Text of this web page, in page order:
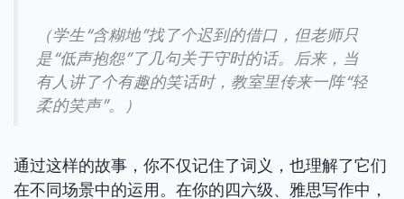
（学生“含糊地”找了个迟到的借口，但老师只
是“低声抱怨”了几句关于守时的话。后来，当
有人讲了个有趣的笑话时，教室里传来一阵“轻
柔的笑声”。）
通过这样的故事，你不仅记住了词义，也理解了它们
在不同场景中的运用。在你的四六级、雅思写作中，